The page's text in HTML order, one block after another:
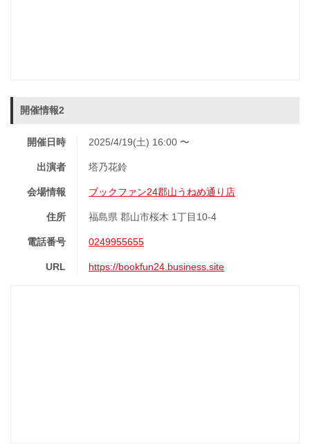
開催情報2
開催日時 2025/4/19(土) 16:00 〜
出演者 塔乃花鈴
会場情報 ブックファン24郡山うねめ通り店
住所 福島県 郡山市桜木 1丁目10-4
電話番号 0249955655
URL https://bookfun24.business.site